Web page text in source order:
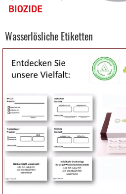
Wasserlösliche Etiketten